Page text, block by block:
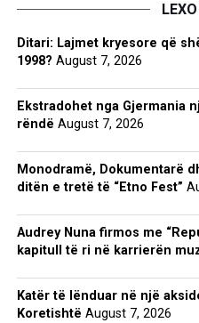
Ditari: Lajmet kryesore që
1998? August 7, 2026
Ekstradohet nga Gjermania
rëndë August 7, 2026
Monodramë, Dokumentarë
ditën e tretë të “Etno Fest”
Audrey Nuna firmos me
kapitull të ri në karrierën
Katër të lënduar në një
Koretishtë August 7, 2026